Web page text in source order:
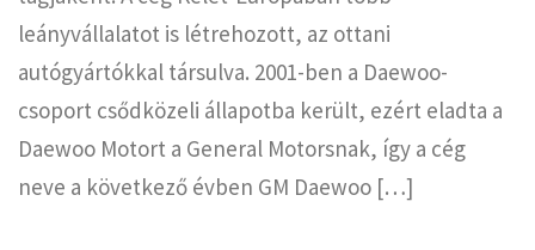
leányvállalatot is létrehozott, az ottani
autógyártókkal társulva. 2001-ben a Daewoo-
csoport csődközeli állapotba került, ezért eladta a
Daewoo Motort a General Motorsnak, így a cég
neve a következő évben GM Daewoo […]